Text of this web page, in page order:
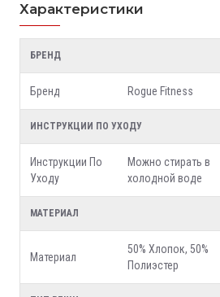
Характеристики
БРЕНД
Бренд Rogue Fitness
ИНСТРУКЦИИ ПО УХОДУ
Инструкции По
Уходу
Можно стирать в
холодной воде
МАТЕРИАЛ
Материал
50% Хлопок, 50%
Полиэстер